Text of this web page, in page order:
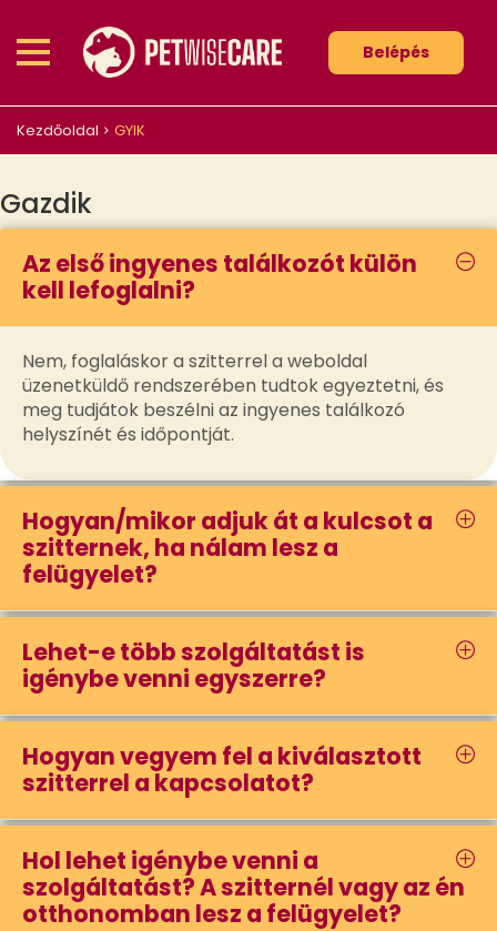
Belépés
Kezdőoldal GYIK
Gazdik
Az első ingyenes találkozót külön
kell lefoglalni?
Nem, foglaláskor a szitterrel a weboldal
üzenetküldő rendszerében tudtok egyeztetni, és
meg tudjátok beszélni az ingyenes találkozó
helyszínét és időpontját.
Hogyan/mikor adjuk át a kulcsot a
szitternek, ha nálam lesz a
felügyelet?
Lehet-e több szolgáltatást is
igénybe venni egyszerre?
Hogyan vegyem fel a kiválasztott
szitterrel a kapcsolatot?
Hol lehet igénybe venni a
szolgáltatást? A szitternél vagy az én
otthonomban lesz a felügyelet?